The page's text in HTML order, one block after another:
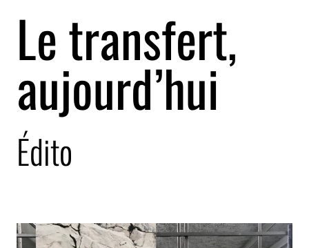
Le transfert,
aujourd’hui
Édito